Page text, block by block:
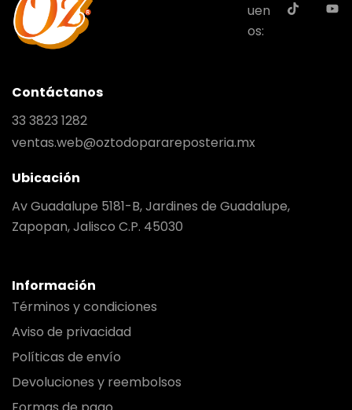
uen
os:
Contáctanos
33 3823 1282
ventas.web@oztodoparareposteria.mx
Ubicación
Av Guadalupe 5181-B, Jardines de Guadalupe,
Zapopan, Jalisco C.P. 45030
Información
Términos y condiciones
Aviso de privacidad
Políticas de envío
Devoluciones y reembolsos